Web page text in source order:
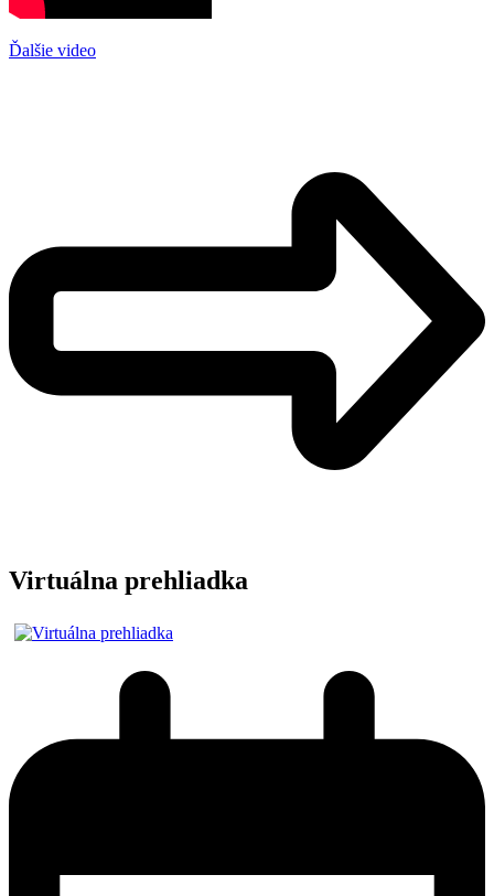
Ďalšie video
Virtuálna prehliadka